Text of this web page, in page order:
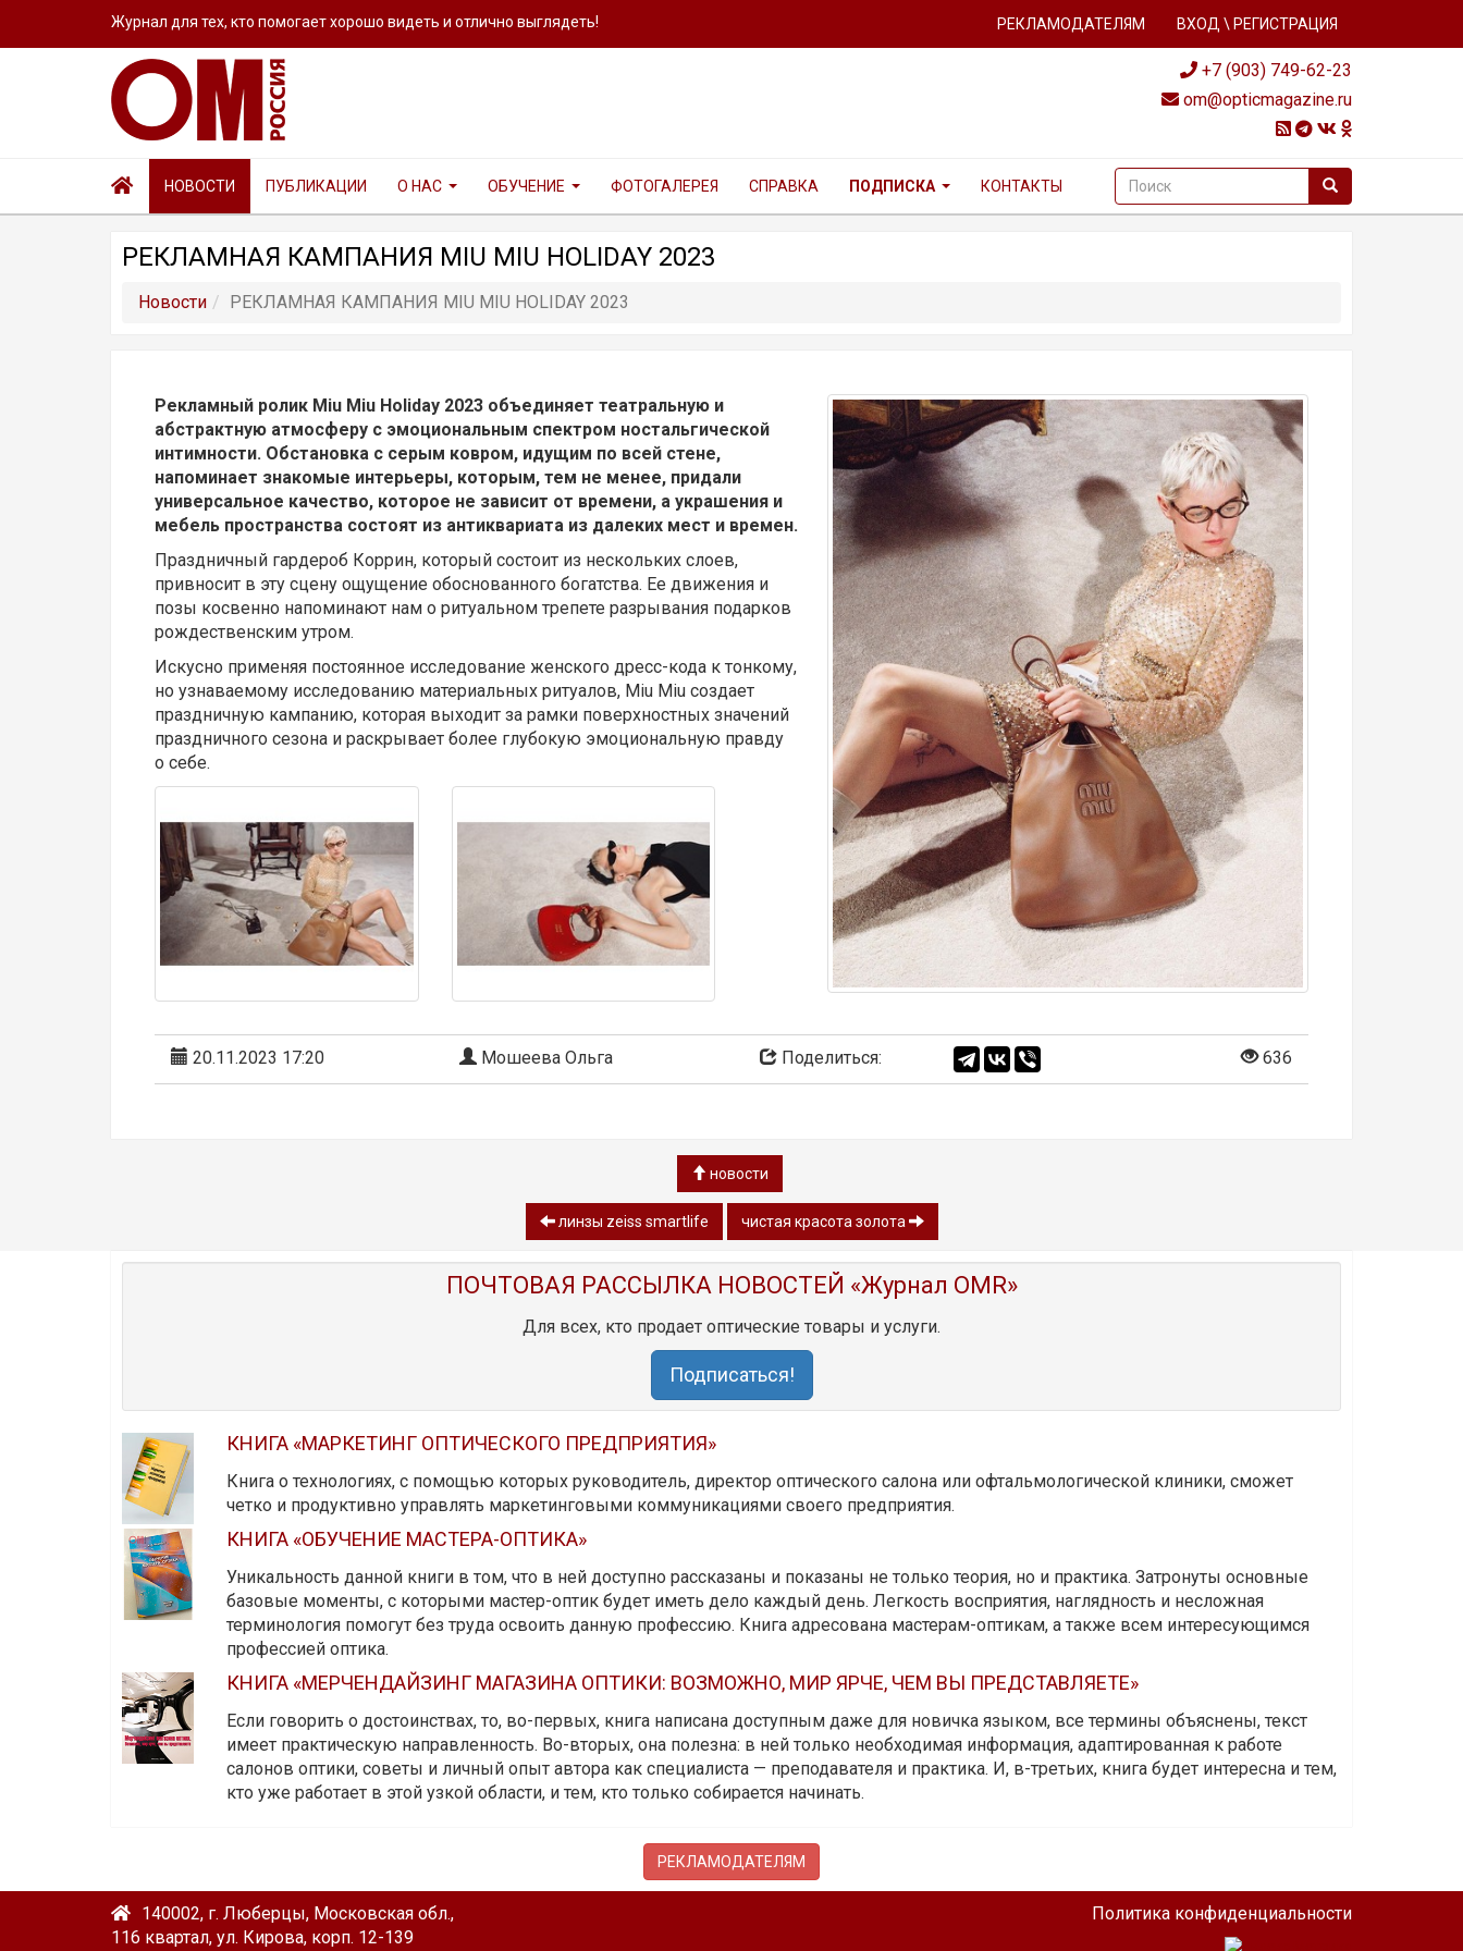
Журнал для тех, кто помогает хорошо видеть и отлично выглядеть! РЕКЛАМОДАТЕЛЯМ ВХОД \ РЕГИСТРАЦИЯ
+7 (903) 749-62-23
om@opticmagazine.ru
НОВОСТИ ПУБЛИКАЦИИ О НАС ОБУЧЕНИЕ ФОТОГАЛЕРЕЯ СПРАВКА ПОДПИСКА КОНТАКТЫ
РЕКЛАМНАЯ КАМПАНИЯ MIU MIU HOLIDAY 2023
Новости РЕКЛАМНАЯ КАМПАНИЯ MIU MIU HOLIDAY 2023
Рекламный ролик Miu Miu Holiday 2023 объединяет театральную и
абстрактную атмосферу с эмоциональным спектром ностальгической
интимности. Обстановка с серым ковром, идущим по всей стене,
напоминает знакомые интерьеры, которым, тем не менее, придали
универсальное качество, которое не зависит от времени, а украшения и
мебель пространства состоят из антиквариата из далеких мест и времен.
Праздничный гардероб Коррин, который состоит из нескольких слоев,
привносит в эту сцену ощущение обоснованного богатства. Ее движения и
позы косвенно напоминают нам о ритуальном трепете разрывания подарков
рождественским утром.
Искусно применяя постоянное исследование женского дресс-кода к тонкому,
но узнаваемому исследованию материальных ритуалов, Miu Miu создает
праздничную кампанию, которая выходит за рамки поверхностных значений
праздничного сезона и раскрывает более глубокую эмоциональную правду
о себе.
20.11.2023 17:20 Мошеева Ольга Поделиться: 636
новости
линзы zeiss smartlife чистая красота золота
ПОЧТОВАЯ РАССЫЛКА НОВОСТЕЙ «Журнал OMR»
Для всех, кто продает оптические товары и услуги.
Подписаться!
КНИГА «МАРКЕТИНГ ОПТИЧЕСКОГО ПРЕДПРИЯТИЯ»
Книга о технологиях, с помощью которых руководитель, директор оптического салона или офтальмологической клиники, сможет
четко и продуктивно управлять маркетинговыми коммуникациями своего предприятия.
КНИГА «ОБУЧЕНИЕ МАСТЕРА-ОПТИКА»
Уникальность данной книги в том, что в ней доступно рассказаны и показаны не только теория, но и практика. Затронуты основные
базовые моменты, с которыми мастер-оптик будет иметь дело каждый день. Легкость восприятия, наглядность и несложная
терминология помогут без труда освоить данную профессию. Книга адресована мастерам-оптикам, а также всем интересующимся
профессией оптика.
КНИГА «МЕРЧЕНДАЙЗИНГ МАГАЗИНА ОПТИКИ: ВОЗМОЖНО, МИР ЯРЧЕ, ЧЕМ ВЫ ПРЕДСТАВЛЯЕТЕ»
Если говорить о достоинствах, то, во-первых, книга написана доступным даже для новичка языком, все термины объяснены, текст
имеет практическую направленность. Во-вторых, она полезна: в ней только необходимая информация, адаптированная к работе
салонов оптики, советы и личный опыт автора как специалиста — преподавателя и практика. И, в-третьих, книга будет интересна и тем,
кто уже работает в этой узкой области, и тем, кто только собирается начинать.
РЕКЛАМОДАТЕЛЯМ
140002, г. Люберцы, Московская обл.,
116 квартал, ул. Кирова, корп. 12-139
Политика конфиденциальности